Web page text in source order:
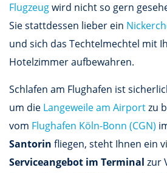
Flugzeugwird nicht so gern
Sie stattdessen lieber ein
und sich das Techtelmechtel mit
Hotelzimmer aufbewahren.
Schlafen am Flughafen ist
um die Langeweile am Airportzu
vom Flughafen Köln-Bonn (CGN)
Santorin fliegen, steht Ihnen ein
Serviceangebot im Terminal zur